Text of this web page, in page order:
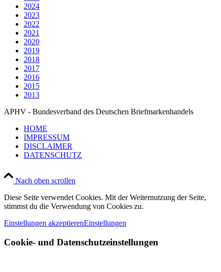
2024
2023
2022
2021
2020
2019
2018
2017
2016
2015
2013
APHV - Bundesverband des Deutschen Briefmarkenhandels
HOME
IMPRESSUM
DISCLAIMER
DATENSCHUTZ
Nach oben scrollen
Diese Seite verwendet Cookies. Mit der Weiternutzung der Seite,
stimmst du die Verwendung von Cookies zu.
Einstellungen akzeptierenEinstellungen
Cookie- und Datenschutzeinstellungen